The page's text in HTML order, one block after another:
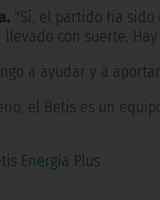
"Sí, el partido ha
con suerte.
a ayudar y a
el Betis es un
Energía Plus